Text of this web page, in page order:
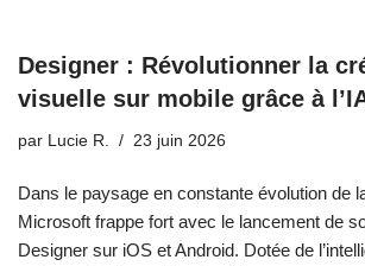
Designer : Révolutionner la
visuelle sur mobile grâce à
par Lucie R. 23 juin 2026
Dans le paysage en constante évolution de
Microsoft frappe fort avec le lancement de
Designer sur iOS et Android. Dotée de